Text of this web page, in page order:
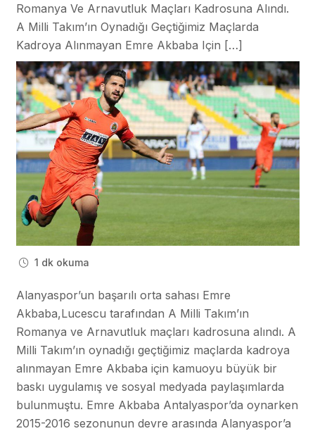
Romanya Ve Arnavutluk Maçları Kadrosuna Alındı.
A Milli Takım’ın Oynadığı Geçtiğimiz Maçlarda
Kadroya Alınmayan Emre Akbaba Için […]
1 dk okuma
Alanyaspor’un başarılı orta sahası Emre
Akbaba,Lucescu tarafından A Milli Takım’ın
Romanya ve Arnavutluk maçları kadrosuna alındı. A
Milli Takım’ın oynadığı geçtiğimiz maçlarda kadroya
alınmayan Emre Akbaba için kamuoyu büyük bir
baskı uygulamış ve sosyal medyada paylaşımlarda
bulunmuştu. Emre Akbaba Antalyaspor’da oynarken
2015-2016 sezonunun devre arasında Alanyaspor’a